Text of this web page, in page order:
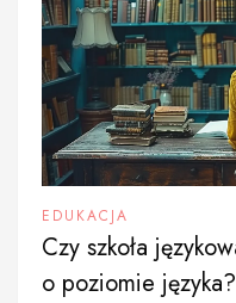
EDUKACJA
Czy szkoła
o poziomie języka?